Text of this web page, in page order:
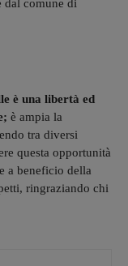
dal comune di
è una libertà ed
è ampia la
tra diversi
questa opportunità
a beneficio della
ringraziando chi